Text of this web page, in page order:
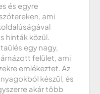
és egyre
ami
hinták közül.
egy nagy,
felület, ami
emlékeztet. Az
készül, és
akár több